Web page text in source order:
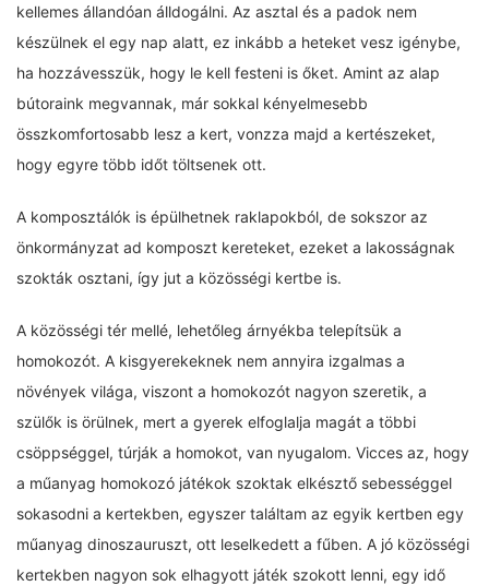
kellemes állandóan álldogálni. Az asztal és a padok nem
készülnek el egy nap alatt, ez inkább a heteket vesz igénybe,
ha hozzávesszük, hogy le kell festeni is őket. Amint az alap
bútoraink megvannak, már sokkal kényelmesebb
összkomfortosabb lesz a kert, vonzza majd a kertészeket,
hogy egyre több időt töltsenek ott.
A komposztálók is épülhetnek raklapokból, de sokszor az
önkormányzat ad komposzt kereteket, ezeket a lakosságnak
szokták osztani, így jut a közösségi kertbe is.
A közösségi tér mellé, lehetőleg árnyékba telepítsük a
homokozót. A kisgyerekeknek nem annyira izgalmas a
növények világa, viszont a homokozót nagyon szeretik, a
szülők is örülnek, mert a gyerek elfoglalja magát a többi
csöppséggel, túrják a homokot, van nyugalom. Vicces az, hogy
a műanyag homokozó játékok szoktak elkésztő sebességgel
sokasodni a kertekben, egyszer találtam az egyik kertben egy
műanyag dinoszauruszt, ott leselkedett a fűben. A jó közösségi
kertekben nagyon sok elhagyott játék szokott lenni, egy idő